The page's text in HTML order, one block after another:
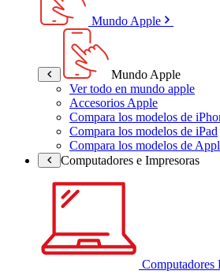
Mundo Apple
Mundo Apple
Ver todo en mundo apple
Accesorios Apple
Compara los modelos de
Compara los modelos de iPad
Compara los modelos de
Computadores e Impresoras
Computadores